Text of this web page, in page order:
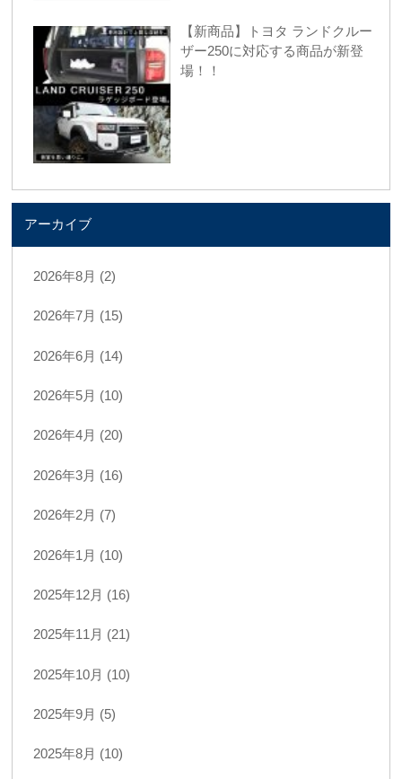
【新商品】トヨタ ランドクルー
ザー250に対応する商品が新登
場！！
アーカイブ
2026年8月 (2)
2026年7月 (15)
2026年6月 (14)
2026年5月 (10)
2026年4月 (20)
2026年3月 (16)
2026年2月 (7)
2026年1月 (10)
2025年12月 (16)
2025年11月 (21)
2025年10月 (10)
2025年9月 (5)
2025年8月 (10)